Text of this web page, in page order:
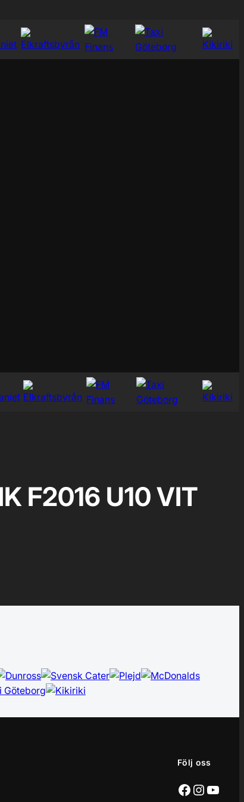
F2016 U10 VIT
Följ oss
Facebook